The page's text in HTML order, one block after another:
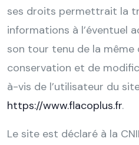
ses droits permettrait la
informations à l’éventuel
son tour tenu de la même
conservation et de
à-vis de l’utilisateur du
https://www.flacoplus.fr.
Le site est déclaré à la